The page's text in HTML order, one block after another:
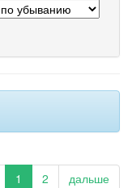
1 2 дальше